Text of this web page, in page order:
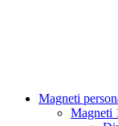
Magneti
Magneti